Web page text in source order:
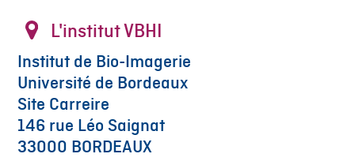
L'institut VBHI
Institut de Bio-Imagerie
Université de Bordeaux
Site Carreire
146 rue Léo Saignat
33000 BORDEAUX